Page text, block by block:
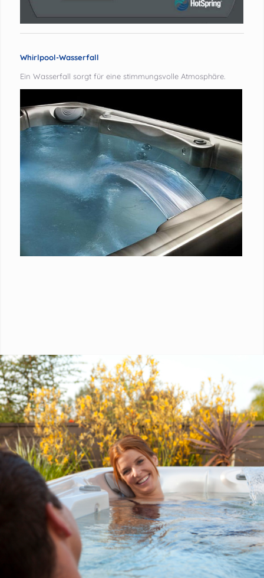
Whirlpool-Wasserfall
Ein Wasserfall sorgt für eine stimmungsvolle Atmosphäre.